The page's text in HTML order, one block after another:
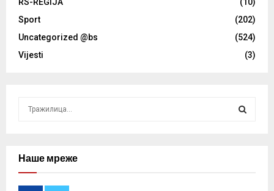
Sport
(202)
Uncategorized @bs
(524)
Vijesti
(3)
cНаше мреже